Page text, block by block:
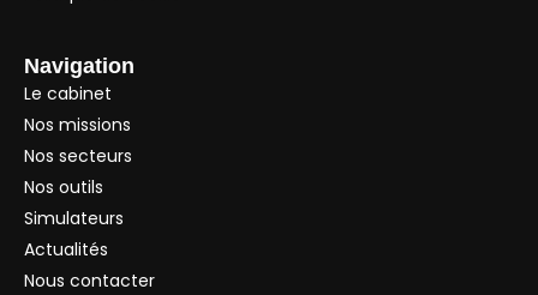
Navigation
Le cabinet
Nos missions
Nos secteurs
Nos outils
Simulateurs
Actualités
Nous contacter